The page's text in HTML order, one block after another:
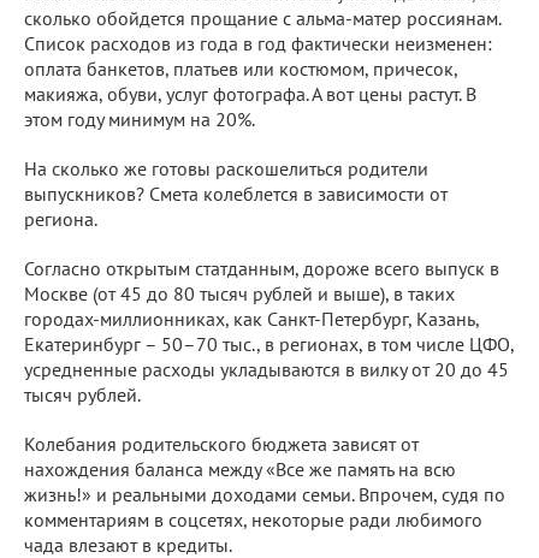
сколько обойдется прощание с альма-матер россиянам.
Список расходов из года в год фактически неизменен:
оплата банкетов, платьев или костюмом, причесок,
макияжа, обуви, услуг фотографа. А вот цены растут. В
этом году минимум на 20%.
На сколько же готовы раскошелиться родители
выпускников? Смета колеблется в зависимости от
региона.
Согласно открытым статданным, дороже всего выпуск в
Москве (от 45 до 80 тысяч рублей и выше), в таких
городах-миллионниках, как Санкт-Петербург, Казань,
Екатеринбург – 50–70 тыс., в регионах, в том числе ЦФО,
усредненные расходы укладываются в вилку от 20 до 45
тысяч рублей.
Колебания родительского бюджета зависят от
нахождения баланса между «Все же память на всю
жизнь!» и реальными доходами семьи. Впрочем, судя по
комментариям в соцсетях, некоторые ради любимого
чада влезают в кредиты.